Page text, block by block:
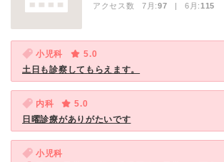
アクセス数 7月:97 | 6月:115
小児科
5.0
土日も診察してもらえます。
内科
5.0
日曜診療がありがたいです
小児科